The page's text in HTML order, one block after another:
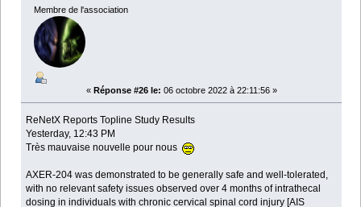
Membre de l'association
« Réponse #26 le: 06 octobre 2022 à 22:11:56 »
ReNetX Reports Topline Study Results
Yesterday, 12:43 PM
Très mauvaise nouvelle pour nous
AXER-204 was demonstrated to be generally safe and well-tolerated,
with no relevant safety issues observed over 4 months of intrathecal
dosing in individuals with chronic cervical spinal cord injury [AIS